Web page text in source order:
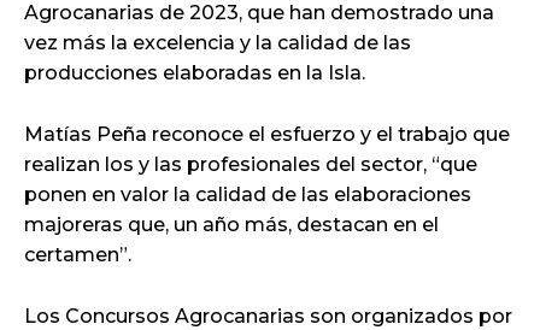
Agrocanarias de 2023, que han demostrado una
vez más la excelencia y la calidad de las
producciones elaboradas en la Isla.
Matías Peña reconoce el esfuerzo y el trabajo que
realizan los y las profesionales del sector, “que
ponen en valor la calidad de las elaboraciones
majoreras que, un año más, destacan en el
certamen”.
Los Concursos Agrocanarias son organizados por